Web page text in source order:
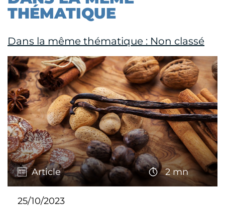
THÉMATIQUE
Dans la même thématique : Non classé
Article 2 mn
25/10/2023